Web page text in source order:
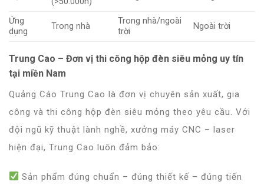
Ứng
dụng
Trong nhà
Trong nhà/ngoài
trời
Ngoài trời
Trung Cao – Đơn vị thi công hộp đèn siêu mỏng uy tín
tại miền Nam
Quảng Cáo Trung Cao là đơn vị chuyên sản xuất, gia
công và thi công hộp đèn siêu mỏng theo yêu cầu. Với
đội ngũ kỹ thuật lành nghề, xưởng máy CNC – laser
hiện đại, Trung Cao luôn đảm bảo:
Sản phẩm đúng chuẩn – đúng thiết kế – đúng tiến